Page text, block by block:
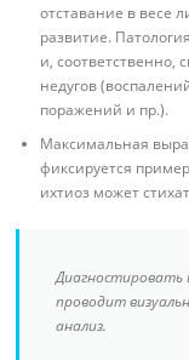
отставание в весе
развитие.
и, соответственно,
недугов
поражений и пр.).
Максимальная
фиксируется
ихтиоз может
Диагностировать
проводит
анализ.